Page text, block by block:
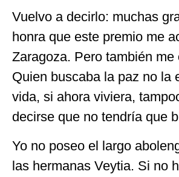
Vuelvo a decirlo: muchas
honra que este premio me
Zaragoza. Pero también me
Quien buscaba la paz no la
vida, si ahora viviera,
decirse que no tendría que
Yo no poseo el largo
las hermanas Veytia. Si no